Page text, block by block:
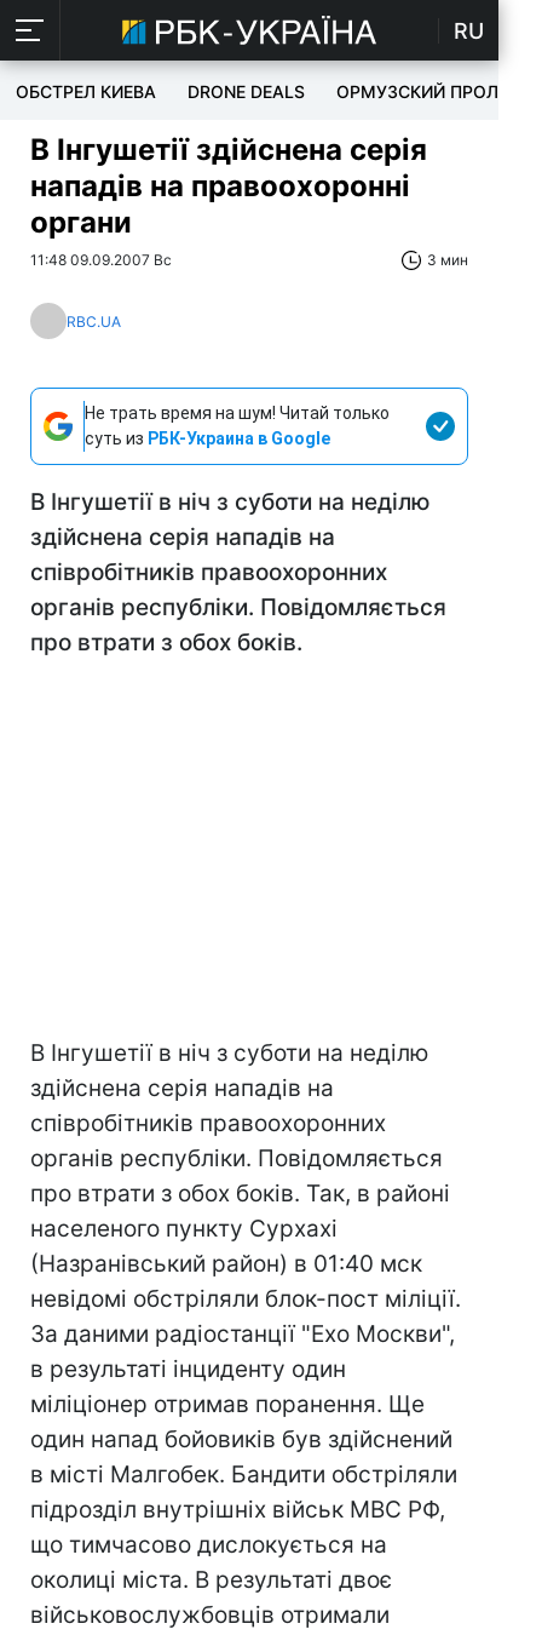
RU
ОБСТРЕЛ КИЕВА DRONE DEALS ОРМУЗСКИЙ ПРОЛИВ
В Інгушетії здійснена серія
нападів на правоохоронні
органи
11:48 09.09.2007 Вс 3 мин
RBC.UA
Не трать время на шум! Читай только
суть из РБК-Украина в Google
В Інгушетії в ніч з суботи на неділю
здійснена серія нападів на
співробітників правоохоронних
органів республіки. Повідомляється
про втрати з обох боків.
В Інгушетії в ніч з суботи на неділю
здійснена серія нападів на
співробітників правоохоронних
органів республіки. Повідомляється
про втрати з обох боків. Так, в районі
населеного пункту Сурхахі
(Назранівський район) в 01:40 мск
невідомі обстріляли блок-пост міліції.
За даними радіостанції "Ехо Москви",
в результаті інциденту один
міліціонер отримав поранення. Ще
один напад бойовиків був здійснений
в місті Малгобек. Бандити обстріляли
підрозділ внутрішніх військ МВС РФ,
що тимчасово дислокується на
околиці міста. В результаті двоє
військовослужбовців отримали